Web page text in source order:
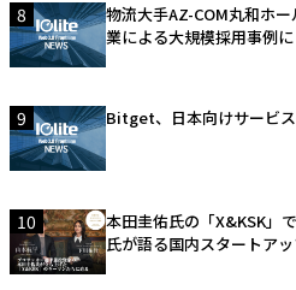
8
物流大手AZ-COM丸和ホ
業による大規模採用事例に
9 Bitget、日本向けサービ
10
本田圭佑氏の「X&KSK」
氏が語る国内スタートア